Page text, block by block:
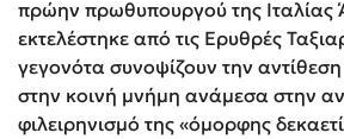
πρώην πρωθυπουργού της
εκτελέστηκε από τις Ερυθρές
γεγονότα συνοψίζουν την
στην κοινή μνήμη ανάμεσα στην
φιλειρηνισμό της «όμορφης